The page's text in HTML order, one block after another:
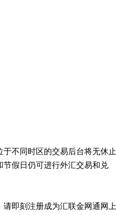
不同时区的交易后台将无休止
假日仍可进行外汇交易和兑
即刻注册成为汇联金网通网上